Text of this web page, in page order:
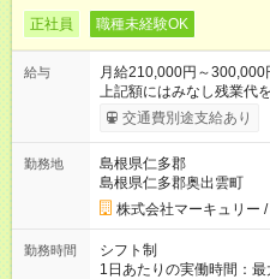
正社員 職種未経験OK
給与
月給210,000円～300,000
上記額にはみなし残業代
ます。 みなし残業代
※能力やスキルを考慮の上
に1回の「年次昇給」があ
す。特に頑張っている人
となることも。努力や成長が
期間】試用期間あり 試用
本採用時と同じです。
交通費別途支給あり
勤務地
島根県仁多郡
島根県仁多郡奥出雲町
株式会社マーキュリー
勤務時間
シフト制
1日あたりの実働時間：最大8時間/日 10：00